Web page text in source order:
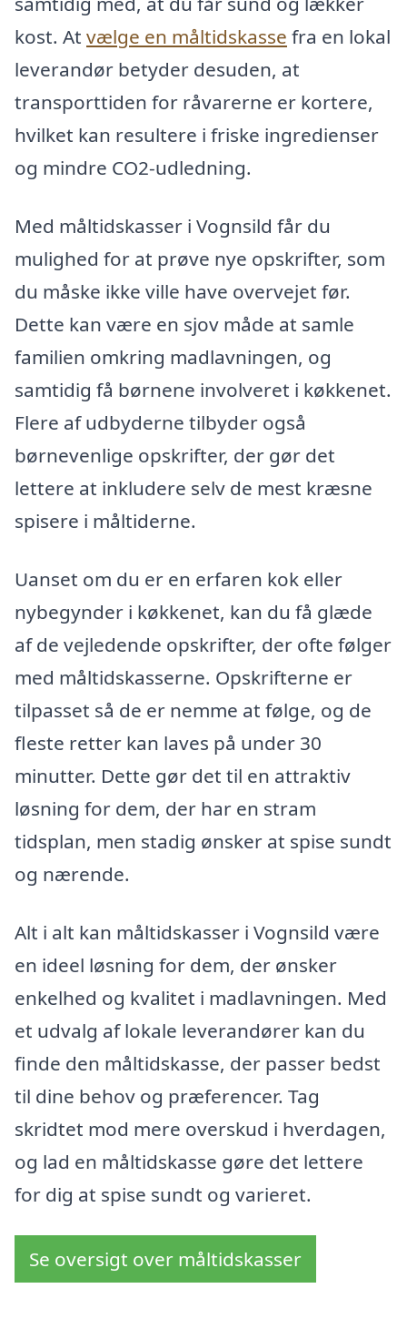
kost. At vælge en måltidskasse fra en lokal
leverandør betyder desuden, at
transporttiden for råvarerne er kortere,
hvilket kan resultere i friske ingredienser
og mindre CO2-udledning.
Med måltidskasser i Vognsild får du
mulighed for at prøve nye opskrifter, som
du måske ikke ville have overvejet før.
Dette kan være en sjov måde at samle
familien omkring madlavningen, og
samtidig få børnene involveret i køkkenet.
Flere af udbyderne tilbyder også
børnevenlige opskrifter, der gør det
lettere at inkludere selv de mest kræsne
spisere i måltiderne.
Uanset om du er en erfaren kok eller
nybegynder i køkkenet, kan du få glæde
af de vejledende opskrifter, der ofte følger
med måltidskasserne. Opskrifterne er
tilpasset så de er nemme at følge, og de
fleste retter kan laves på under 30
minutter. Dette gør det til en attraktiv
løsning for dem, der har en stram
tidsplan, men stadig ønsker at spise sundt
og nærende.
Alt i alt kan måltidskasser i Vognsild være
en ideel løsning for dem, der ønsker
enkelhed og kvalitet i madlavningen. Med
et udvalg af lokale leverandører kan du
finde den måltidskasse, der passer bedst
til dine behov og præferencer. Tag
skridtet mod mere overskud i hverdagen,
og lad en måltidskasse gøre det lettere
for dig at spise sundt og varieret.
Se oversigt over måltidskasser